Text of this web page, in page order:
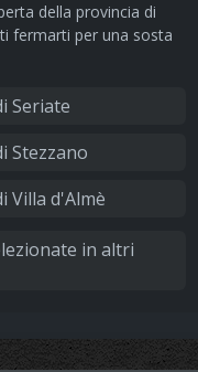
della provincia di
fermarti per una sosta
Seriate
Stezzano
Villa d'Almè
in altri